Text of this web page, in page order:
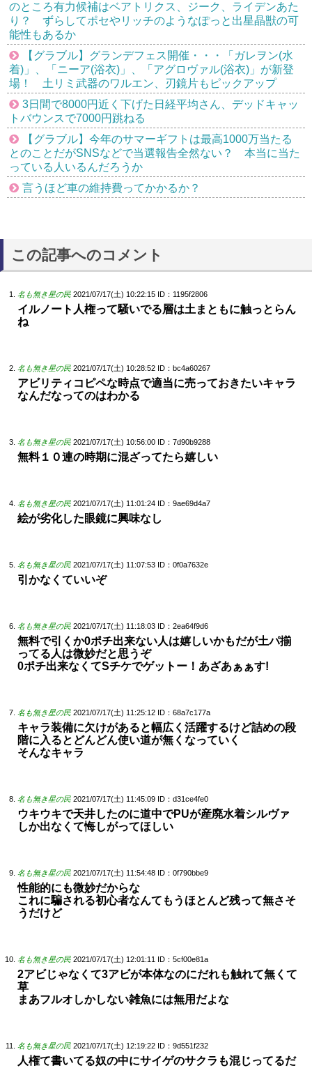
のところ有力候補はベアトリクス、ジーク、ライデンあた
り？ ずらしてポセやリッチのようなぽっと出星晶獣の可
能性もあるか
【グラブル】グランデフェス開催・・・「ガレヲン(水
着)」、「ニーア(浴衣)」、「アグロヴァル(浴衣)」が新登
場！ 土リミ武器のワルエン、刃鏡片もピックアップ
3日間で8000円近く下げた日経平均さん、デッドキャッ
トバウンスで7000円跳ねる
【グラブル】今年のサマーギフトは最高1000万当たる
とのことだがSNSなどで当選報告全然ない？ 本当に当た
っている人いるんだろうか
言うほど車の維持費ってかかるか？
この記事へのコメント
名も無き星の民 2021/07/17(土) 10:22:15 ID：1195f2806
イルノート人権って騒いでる層は土まともに触っとらん
ね
名も無き星の民 2021/07/17(土) 10:28:52 ID：bc4a60267
アビリティコピペな時点で適当に売っておきたいキャラ
なんだなってのはわかる
名も無き星の民 2021/07/17(土) 10:56:00 ID：7d90b9288
無料１０連の時期に混ざってたら嬉しい
名も無き星の民 2021/07/17(土) 11:01:24 ID：9ae69d4a7
絵が劣化した眼鏡に興味なし
名も無き星の民 2021/07/17(土) 11:07:53 ID：0f0a7632e
引かなくていいぞ
名も無き星の民 2021/07/17(土) 11:18:03 ID：2ea64f9d6
無料で引くか0ポチ出来ない人は嬉しいかもだが土パ揃
ってる人は微妙だと思うぞ
0ポチ出来なくてSチケでゲットー！あざあぁぁす!
名も無き星の民 2021/07/17(土) 11:25:12 ID：68a7c177a
キャラ装備に欠けがあると幅広く活躍するけど詰めの段
階に入るとどんどん使い道が無くなっていく
そんなキャラ
名も無き星の民 2021/07/17(土) 11:45:09 ID：d31ce4fe0
ウキウキで天井したのに道中でPUが産廃水着シルヴァ
しか出なくて悔しがってほしい
名も無き星の民 2021/07/17(土) 11:54:48 ID：0f790bbe9
性能的にも微妙だからな
これに騙される初心者なんてもうほとんど残って無さそ
うだけど
名も無き星の民 2021/07/17(土) 12:01:11 ID：5cf00e81a
2アビじゃなくて3アビが本体なのにだれも触れて無くて
草
まあフルオしかしない雑魚には無用だよな
名も無き星の民 2021/07/17(土) 12:19:22 ID：9d551f232
人権て書いてる奴の中にサイゲのサクラも混じってるだ